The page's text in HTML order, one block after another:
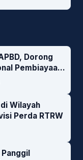
Dorong
Pembiayaan
Wilayah
Perda RTRW